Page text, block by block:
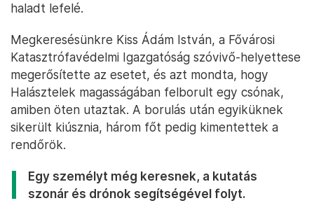
haladt lefelé.
Megkeresésünkre Kiss Ádám István, a Fővárosi
Katasztrófavédelmi Igazgatóság szóvivő-helyettese
megerősítette az esetet, és azt mondta, hogy
Halásztelek magasságában felborult egy csónak,
amiben öten utaztak. A borulás után egyiküknek
sikerült kiúsznia, három főt pedig kimentettek a
rendőrök.
Egy személyt még keresnek, a kutatás
szonár és drónok segítségével folyt.